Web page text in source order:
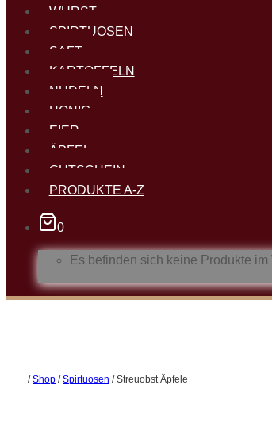
WURST
SPIRTUOSEN
SAFT
KARTOFFELN
NUDELN
HONIG
EIER
ÄPFEL
GUTSCHEIN
PRODUKTE A-Z
0
Es befinden sich keine Produkte im
/ Shop / Spirtuosen / Streuobst Äpfele